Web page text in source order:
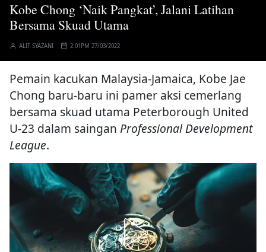
Kobe Chong ‘Naik Pangkat’, Jalani Latihan
Bersama Skuad Utama
ALIF SYAZANI 2:01PM 27/03/2022
Pemain kacukan Malaysia-Jamaica, Kobe Jae
Chong baru-baru ini pamer aksi cemerlang
bersama skuad utama Peterborough United
U-23 dalam saingan Professional Development
League.